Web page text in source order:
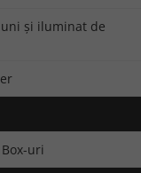
și iluminat de
uri